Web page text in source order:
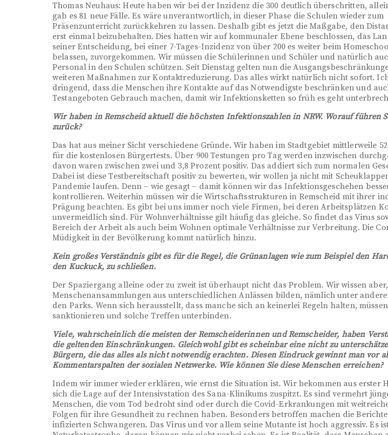
Thomas Neuhaus: Heute haben wir bei der Inzidenz die 300 deutlich überschritten,
gab es 81 neue Fälle. Es wäre unverantwortlich, in dieser Phase die Schulen wieder zum
Präsenzunterricht zurückkehren zu lassen. Deshalb gibt es jetzt die Maßgabe, den
erst einmal beizubehalten. Dies hatten wir auf kommunaler Ebene beschlossen, das
seiner Entscheidung, bei einer 7-Tages-Inzidenz von über 200 es weiter beim
belassen, zuvorgekommen. Wir müssen die Schülerinnen und Schüler und natürlich
Personal in den Schulen schützen. Seit Dienstag gelten nun die
weiteren Maßnahmen zur Kontaktreduzierung. Das alles wirkt natürlich nicht sofort.
dringend, dass die Menschen ihre Kontakte auf das Notwendigste beschränken und
Testangeboten Gebrauch machen, damit wir Infektionsketten so früh es geht
Wir haben in Remscheid aktuell die höchsten Infektionszahlen in NRW. Worauf führen
zurück?
Das hat aus meiner Sicht verschiedene Gründe. Wir haben im Stadtgebiet mittlerweile
für die kostenlosen Bürgertests. Über 900 Testungen pro Tag werden inzwischen
davon waren zwischen zwei und 3,8 Prozent positiv. Das addiert sich zum normalen
Dabei ist diese Testbereitschaft positiv zu bewerten, wir wollen ja nicht mit
Pandemie laufen. Denn – wie gesagt – damit können wir das Infektionsgeschehen
kontrollieren. Weiterhin müssen wir die Wirtschaftsstrukturen in Remscheid mit ihrer
Prägung beachten. Es gibt bei uns immer noch viele Firmen, bei deren Arbeitsplätzen
unvermeidlich sind. Für Wohnverhältnisse gilt häufig das gleiche. So findet das Virus
Bereich der Arbeit als auch beim Wohnen optimale Verhältnisse zur Verbreitung. Die
Müdigkeit in der Bevölkerung kommt natürlich hinzu.
Kein großes Verständnis gibt es für die Regel, die Grünanlagen wie zum Beispiel den
den Kuckuck, zu schließen.
Der Spaziergang alleine oder zu zweit ist überhaupt nicht das Problem. Wir wissen
Menschenansammlungen aus unterschiedlichen Anlässen bilden, nämlich unter
den Parks. Wenn sich herausstellt, dass manche sich an keinerlei Regeln halten,
sanktionieren und solche Treffen unterbinden.
Viele, wahrscheinlich die meisten der Remscheiderinnen und Remscheider, haben
die geltenden Einschränkungen. Gleichwohl gibt es scheinbar eine nicht zu
Bürgern, die das alles als nicht notwendig erachten. Diesen Eindruck gewinnt man vor
Kommentarspalten der sozialen Netzwerke. Wie können Sie diese Menschen erreichen?
Indem wir immer wieder erklären, wie ernst die Situation ist. Wir bekommen aus erster
sich die Lage auf der Intensivstation des Sana-Klinikums zuspitzt. Es sind vermehrt
Menschen, die vom Tod bedroht sind oder durch die Covid-Erkrankungen mit
Folgen für ihre Gesundheit zu rechnen haben. Besonders betroffen machen die
infizierten Schwangeren. Das Virus und vor allem seine Mutante ist hoch aggressiv. Es